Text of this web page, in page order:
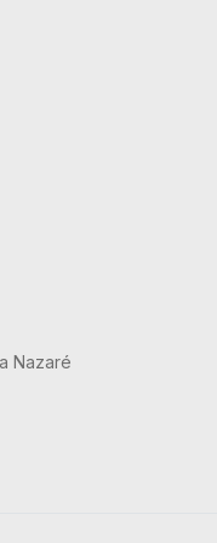
Nazaré